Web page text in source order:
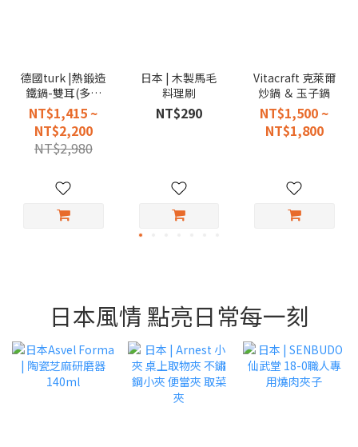
德國turk |熱鍛造
鐵鍋-雙耳(多規
格)
NT$1,415 ~
NT$2,200
NT$2,980
日本 | 木製馬毛
料理刷
NT$290
Vitacraft 克萊爾
炒鍋 ＆ 玉子鍋
NT$1,500 ~
NT$1,800
日本風情 點亮日常每一刻